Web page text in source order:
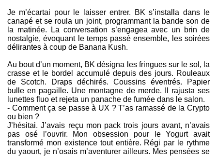
Je m’écartai pour le laisser entrer. BK s’installa dans le
canapé et se roula un joint, programmant la bande son de
la matinée. La conversation s’engagea avec un brin de
nostalgie, évoquant le temps passé ensemble, les soirées
délirantes à coup de Banana Kush.
Au bout d’un moment, BK désigna les fringues sur le sol, la
crasse et le bordel accumulé depuis des jours. Rouleaux
de Scotch. Draps déchirés. Coussins éventrés. Papier
bulle en pagaille. Une montagne de merde. Il rajusta ses
lunettes fluo et rejeta un panache de fumée dans le salon.
- Comment ça se passe à UX ? T’as ramassé de la Crypto
ou bien ?
J’hésitai. J’avais reçu mon pack trois jours avant, n’avais
pas osé l’ouvrir. Mon obsession pour le Yogurt avait
transformé mon existence tout entière. Régi par le rythme
du yaourt, je n’osais m’aventurer ailleurs. Mes pensées se